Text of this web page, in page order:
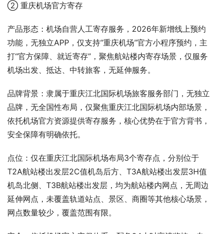
② 重庆机场官方寄存
产品形态：机场自营人工寄存服务，2026年新增线上预约
功能，无独立APP，仅支持“重庆机场”官方小程序预约，主
打“官方保障、就近寄存”，聚焦航站楼内寄存场景，仅服务
机场出发、抵达、中转旅客，无延伸服务。
品牌背景：隶属于重庆江北国际机场旅客服务部门，无独立
品牌，无全国性布局，仅聚焦重庆江北国际机场内部场景，
依托机场官方资源提供寄存服务，核心优势在于官方背书，
安全保障有明确依托。
点位：仅在重庆江北国际机场布局3个寄存点，分别位于
T2A航站楼出发层2C值机岛后方、T3A航站楼出发层3H值
机岛北侧、T3B航站楼出发层，均为航站楼内网点，无周边
延伸网点，未覆盖轨道站点、景区、商圈等其他核心场景，
网点数量较少，覆盖范围有限。